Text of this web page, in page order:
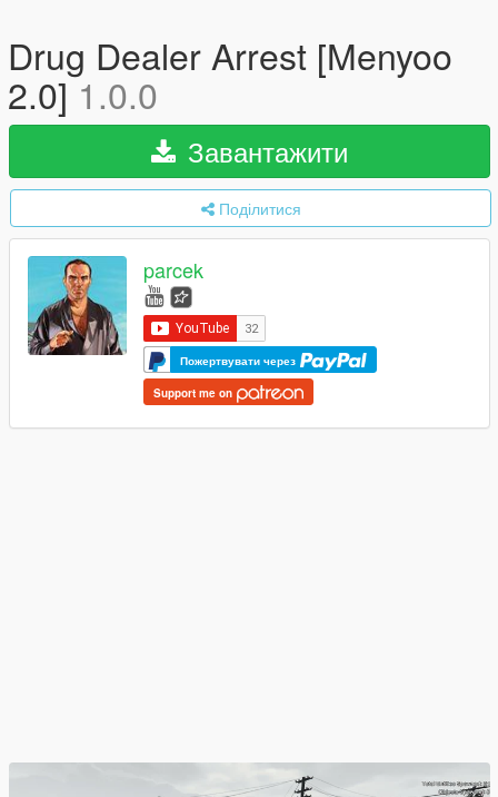
Drug Dealer Arrest [Menyoo
2.0]1.0.0
Завантажити
Поділитися
parcek
Пожертвувати через
Support me on